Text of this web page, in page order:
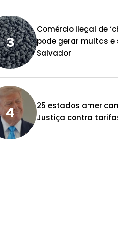
Comércio ilegal de
pode gerar multas e
Salvador
25 estados
Justiça contra